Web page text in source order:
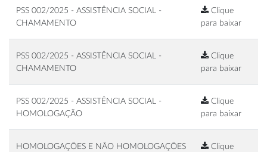
PSS 002/2025 - ASSISTÊNCIA SOCIAL -
CHAMAMENTO
Clique
para baixar
PSS 002/2025 - ASSISTÊNCIA SOCIAL -
CHAMAMENTO
Clique
para baixar
PSS 002/2025 - ASSISTÊNCIA SOCIAL -
HOMOLOGAÇÃO
Clique
para baixar
HOMOLOGAÇÕES E NÃO HOMOLOGAÇÕES
Clique